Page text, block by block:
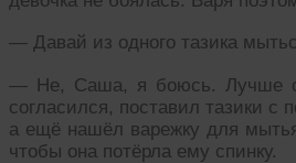
— Давай из одного тазика
— Не, Саша, я боюсь. Лучше
согласился, поставил тазики
а ещё нашёл варежку для
чтобы она потёрла ему спинку.